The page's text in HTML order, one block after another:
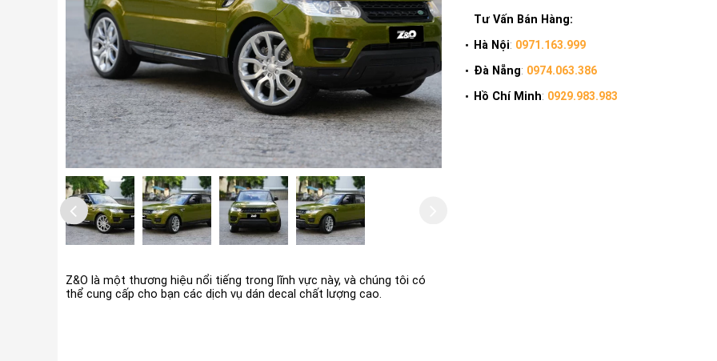
Z&O là một thương hiệu nổi tiếng trong lĩnh vực này, và chúng tôi có
thể cung cấp cho bạn các dịch vụ dán decal chất lượng cao.
Tư Vấn Bán Hàng:
Hà Nội: 0971.163.999
Đà Nẵng: 0974.063.386
Hồ Chí Minh: 0929.983.983